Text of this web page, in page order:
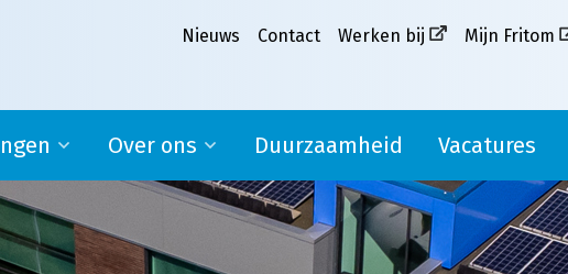
Nieuws Contact Werken bij Mijn Fritom
Over ons
Ons verhaal
Missie, visie en kernwaarden
MVO
Duurzaamheid Vacatures